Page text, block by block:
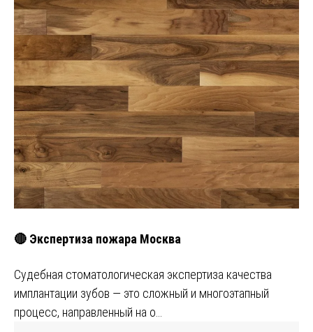
🔴 Экспертиза пожара Москва
Судебная стоматологическая экспертиза качества
имплантации зубов — это сложный и многоэтапный
процесс, направленный на о…